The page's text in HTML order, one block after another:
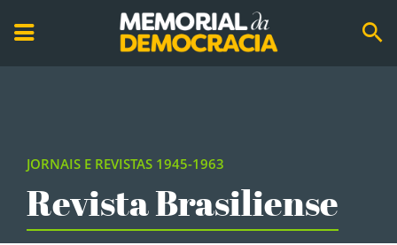
JORNAIS E REVISTAS 1945-1963
Revista Brasiliense